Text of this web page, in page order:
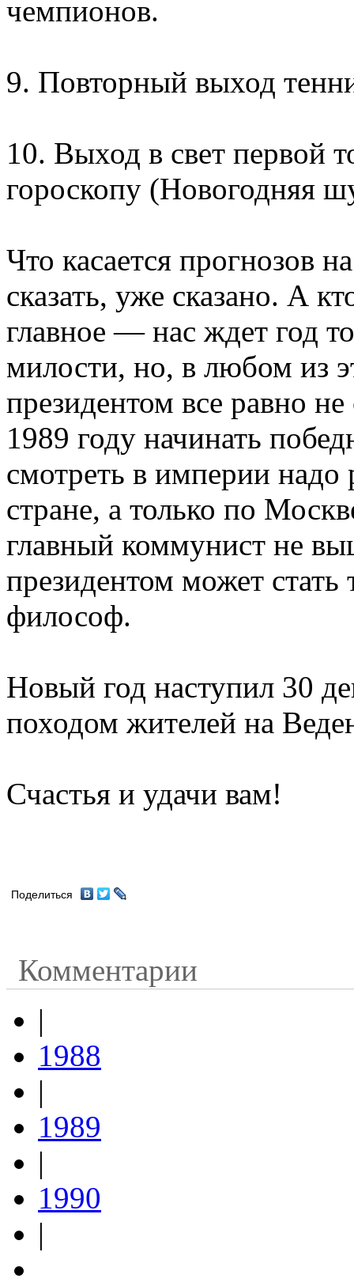
чемпионов.
9. Повторный выход
10. Выход в свет первой
гороскопу (Новогодняя
Что касается прогнозов
сказать, уже сказано. А
главное — нас ждет год
милости, но, в любом из
президентом все равно
1989 году начинать
смотреть в империи надо
стране, а только по
главный коммунист не
президентом может
философ.
Новый год наступил 30
походом жителей на
Счастья и удачи вам!
Поделиться
Комментарии
|
1988
|
1989
|
1990
|